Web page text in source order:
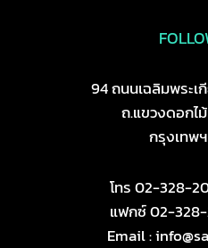
94 ถนนเฉลิมพระ
ถ.แขวงดอกไ
กรุงเทพ
โทร 02-328-
แฟกซ์ 02-
Email :